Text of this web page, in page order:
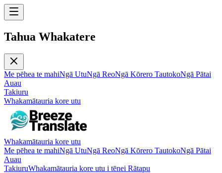
Tahua Whakatere
Me pēhea te mahiNgā UtuNgā ReoNgā Kōrero TautokoNgā Pātai
Auau
Takiuru
Whakamātauria kore utu
Whakamātauria kore utu
Me pēhea te mahiNgā UtuNgā ReoNgā Kōrero TautokoNgā Pātai
Auau
TakiuruWhakamātauria kore utu i tēnei Rātapu